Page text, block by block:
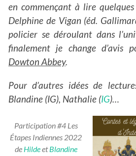
en commençant à lire
Delphine de Vigan (éd.
policier se déroulant dans
finalement je change d’avis
Dowton Abbey.
Pour d’autres idées de
Blandine (IG), Nathalie (IG)…
Participation #4 Les
Étapes Indiennes 2022
de HildeetBlandine